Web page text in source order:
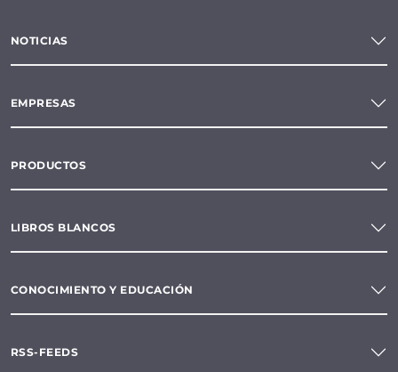
NOTICIAS
EMPRESAS
PRODUCTOS
LIBROS BLANCOS
CONOCIMIENTO Y EDUCACIÓN
RSS-FEEDS